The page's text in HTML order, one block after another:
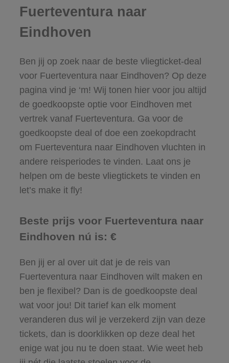
Fuerteventura naar
Eindhoven
Ben jij op zoek naar de beste vliegticket-deal
voor Fuerteventura naar Eindhoven? Op deze
pagina vind je ‘m! Wij tonen hier voor jou altijd
de goedkoopste optie voor Eindhoven met
vertrek vanaf Fuerteventura. Ga voor de
goedkoopste deal of doe een zoekopdracht
om Fuerteventura naar Eindhoven vluchten in
andere reisperiodes te vinden. Laat ons je
helpen om de beste vliegtickets te vinden en
let’s make it fly!
Beste prijs voor Fuerteventura naar
Eindhoven nú is: €
Ben jij er al over uit dat je de reis van
Fuerteventura naar Eindhoven wilt maken en
ben je flexibel? Dan is de goedkoopste deal
wat voor jou! Dit tarief kan elk moment
veranderen dus wil je verzekerd zijn van deze
tickets, dan is doorklikken op deze deal het
enige wat jou nu te doen staat. Wie weet heb